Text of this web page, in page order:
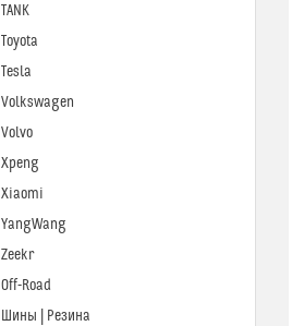
TANK
Toyota
Tesla
Volkswagen
Volvo
Xpeng
Xiaomi
YangWang
Zeekr
Off-Road
Шины | Резина